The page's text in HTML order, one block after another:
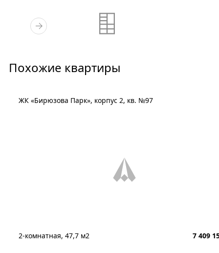
Похожие квартиры
ЖК «Бирюзова Парк», корпус 2, кв. №97
2-комнатная, 47,7 м2 7 409